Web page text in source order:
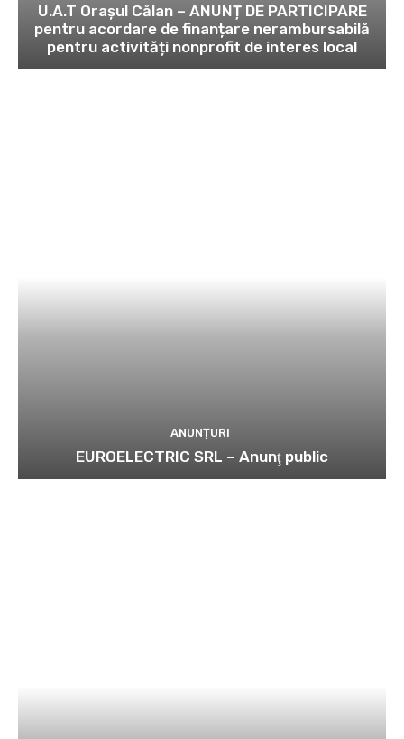
U.A.T Orașul Călan – ANUNȚ DE PARTICIPARE
pentru acordare de finanțare nerambursabilă
pentru activități nonprofit de interes local
ANUNȚURI
EUROELECTRIC SRL – Anunţ public